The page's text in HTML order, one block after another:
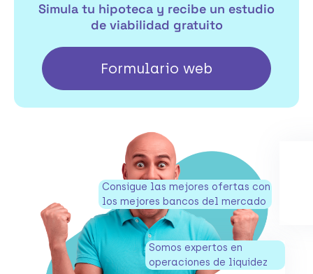
Simula tu hipoteca y recibe un estudio
de viabilidad gratuito
Formulario web
Consigue las mejores ofertas con
los mejores bancos del mercado
Somos expertos en
operaciones de liquidez